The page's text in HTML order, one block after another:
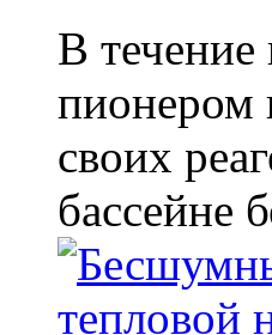
В течение
пионером
своих
бассейне